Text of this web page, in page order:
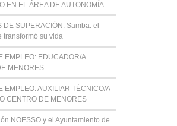
EN EL ÁREA DE AUTONOMÍA
DE SUPERACIÓN. Samba: el
transformó su vida
EMPLEO: EDUCADOR/A
MENORES
EMPLEO: AUXILIAR TÉCNICO/A
CENTRO DE MENORES
NOESSO y el Ayuntamiento de